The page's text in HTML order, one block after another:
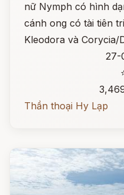
nữ Nymph có hình
cánh ong có tài tiên
Kleodora và Corycia/
27-
Thần thoại Hy Lạp